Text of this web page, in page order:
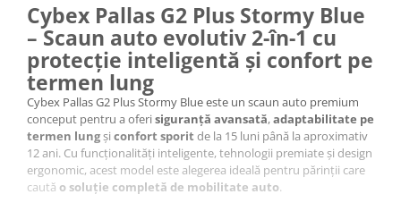
Cybex Pallas G2 Plus Stormy Blue
– Scaun auto evolutiv 2-în-1 cu
protecție inteligentă și confort pe
termen lung
Cybex Pallas G2 Plus Stormy Blue este un scaun auto premium
conceput pentru a oferisiguranță avansată,adaptabilitate pe
termen lungși confort sporit de la 15 luni până la aproximativ
12 ani. Cu funcționalități inteligente, tehnologii premiate și design
ergonomic, acest model este alegerea ideală pentru părinții care
caută o soluție completă de mobilitate auto.